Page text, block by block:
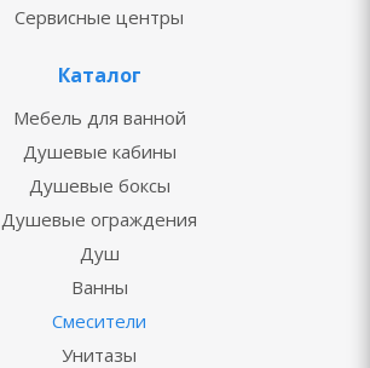
Сервисные центры
Каталог
Мебель для ванной
Душевые кабины
Душевые боксы
Душевые ограждения
Душ
Ванны
Смесители
Унитазы